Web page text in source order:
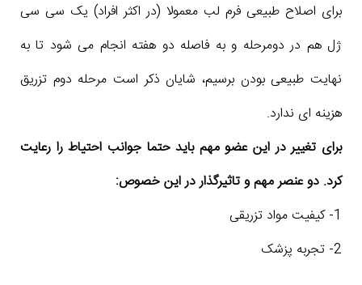
برای اصلاح طبیعی فرم لب معمولا (در اکثر افراد) یک سی سی
ژل هم در دومرحله و به فاصله دو هفته انجام می شود تا به
نهایت طبیعی بودن برسیم، شایان ذکر است مرحله دوم تزریق
هزینه ای ندارد.
برای تغییر در این عضو مهم باید حتما جوانب احتیاط را رعایت
کرد. دو عنصر مهم و تاثیرگذار در این خصوص:
1- کیفیت مواد تزریقی
2- تجربه پزشک